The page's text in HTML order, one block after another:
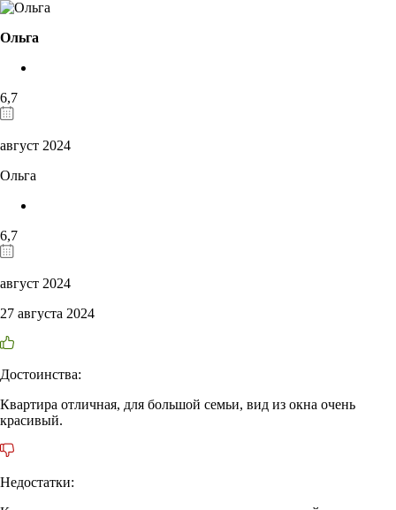
Ольга
6,7
август 2024
Ольга
6,7
август 2024
27 августа 2024
Достоинства:
Квартира отличная, для большой семьи, вид из окна очень
красивый.
Недостатки: